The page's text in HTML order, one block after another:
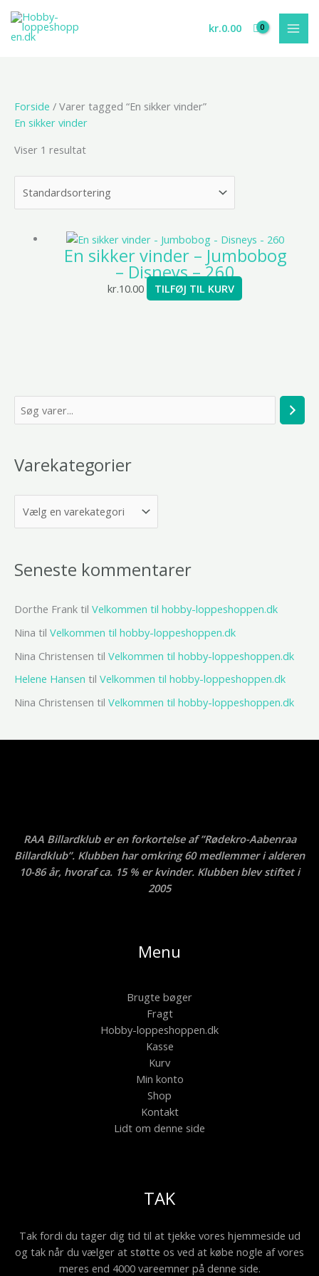
indholdet
kr.0.00
ø
Varekategorier
Seneste kommentarer
Dorthe Frank til Velkommen til hobby-loppeshoppen.dk
Nina til Velkommen til hobby-loppeshoppen.dk
Nina Christensen til Velkommen til hobby-loppeshoppen.dk
Helene Hansen til Velkommen til hobby-loppeshoppen.dk
Nina Christensen til Velkommen til hobby-loppeshoppen.dk
Forside / Varer tagged “En sikker vinder”
En sikker vinder
Viser 1 resultat
En sikker vinder – Jumbobog
– Disneys – 260
kr.10.00 TILFØJ TIL KURV
RAA Billardklub er en forkortelse af ”Rødekro-Aabenraa
Billardklub”. Klubben har omkring 60 medlemmer i alderen
10-86 år, hvoraf ca. 15 % er kvinder. Klubben blev stiftet i
2005
Menu
Brugte bøger
Fragt
Hobby-loppeshoppen.dk
Kasse
Kurv
Min konto
Shop
Kontakt
Lidt om denne side
TAK
Tak fordi du tager dig tid til at tjekke vores hjemmeside ud
og tak når du vælger at støtte os ved at købe nogle af vores
meres end 4000 vareemner på denne side.